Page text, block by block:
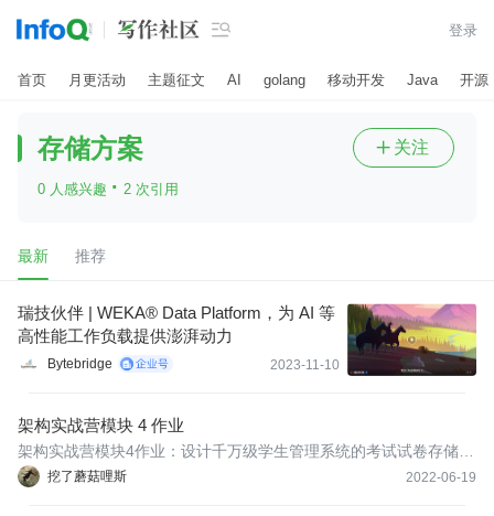
 登录
首页 月更活动 主题征文 AI golang 移动开发 Java 开源
存储方案
0 人感兴趣 · 2 次引用
 关注
最新 推荐
瑞技伙伴 | WEKA® Data Platform，为 AI 等
高性能工作负载提供澎湃动力
Bytebridge 2023-11-10
架构实战营模块 4 作业
挖了蘑菇哩斯 2022-06-19
架构实战营模块4作业：设计千万级学生管理系统的考试试卷存储方
案